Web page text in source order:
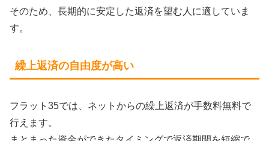
そのため、長期的に安定した返済を望む人に適していま
す。
繰上返済の自由度が高い
フラット35では、ネットからの繰上返済が手数料無料で
行えます。